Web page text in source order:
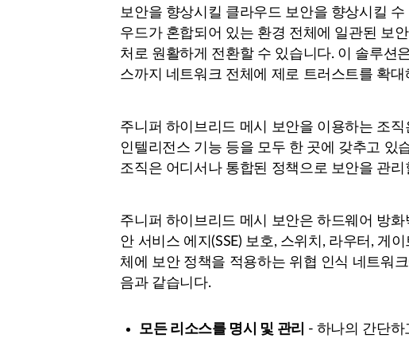
보안을 향상시킬 클라우드 보안을 향상시킬
우드가 혼합되어 있는 환경 전체에 일관된 보
처로 원활하게 전환할 수 있습니다. 이 솔루션
스까지 네트워크 전체에 제로 트러스트를 확대
주니퍼 하이브리드 메시 보안을 이용하는 조
인텔리전스 기능 등을 모두 한 곳에 갖추고 있
조직은 어디서나 통합된 정책으로 보안을 관리
주니퍼 하이브리드 메시 보안은 하드웨어 방
안 서비스 에지(SSE) 보호, 스위치, 라우터, 게
체에 보안 정책을 적용하는 위협 인식 네트워
음과 같습니다.
모든 리소스를 명시 및 관리 - 하나의 간단